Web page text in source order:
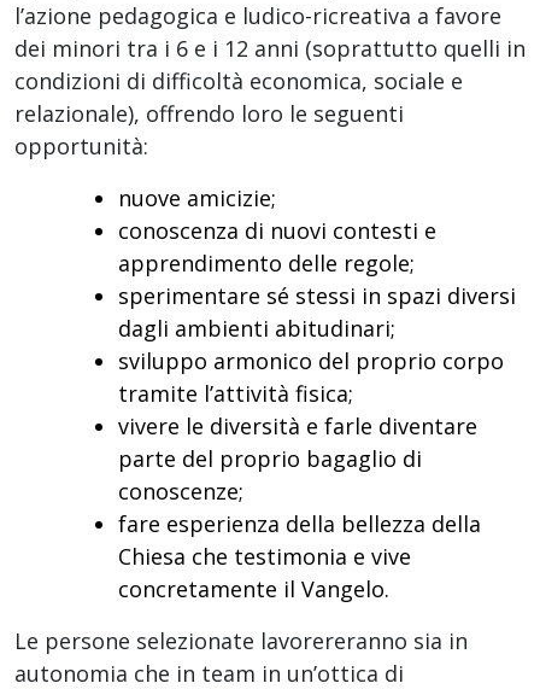
l’azione pedagogica e ludico-ricreativa a favore
dei minori tra i 6 e i 12 anni (soprattutto quelli in
condizioni di difficoltà economica, sociale e
relazionale), offrendo loro le seguenti
opportunità:
nuove amicizie;
conoscenza di nuovi contesti e
apprendimento delle regole;
sperimentare sé stessi in spazi diversi
dagli ambienti abitudinari;
sviluppo armonico del proprio corpo
tramite l’attività fisica;
vivere le diversità e farle diventare
parte del proprio bagaglio di
conoscenze;
fare esperienza della bellezza della
Chiesa che testimonia e vive
concretamente il Vangelo.
Le persone selezionate lavorereranno sia in
autonomia che in team in un’ottica di